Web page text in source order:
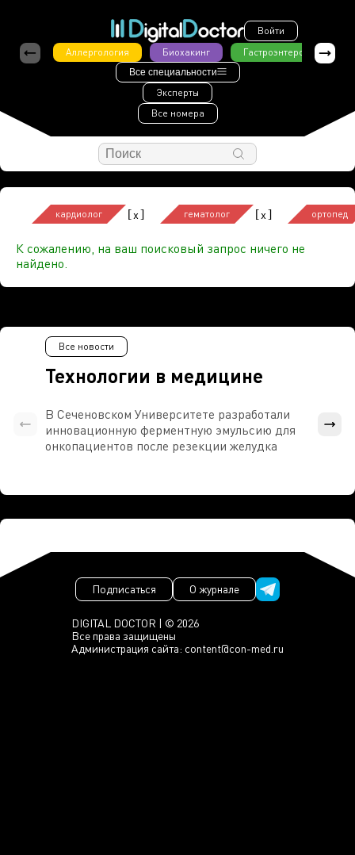
Войти
Аллергология
Биохакинг Гастроэнтерология
Все специальности
Эксперты
Все номера
кардиолог [x] гематолог [x] ортопед
К сожалению, на ваш поисковый запрос ничего не
найдено.
Технологии в медицине
Все новости
В Сеченовском Университете разработали
инновационную ферментную эмульсию для
онкопациентов после резекции желудка
DIGITAL DOCTOR | © 2026
Все права защищены
Администрация сайта: content@con-med.ru
Подписаться О журнале